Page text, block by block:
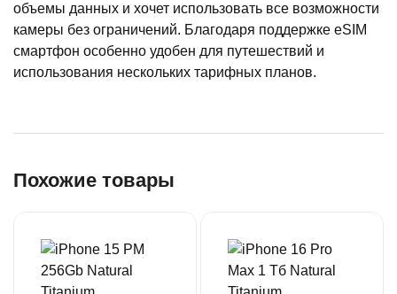
объемы данных и хочет использовать все возможности
камеры без ограничений. Благодаря поддержке eSIM
смартфон особенно удобен для путешествий и
использования нескольких тарифных планов.
Похожие товары